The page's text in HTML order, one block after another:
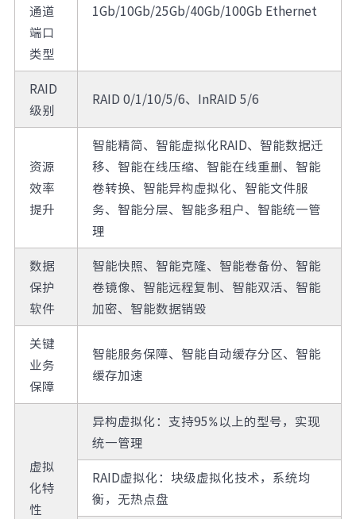
通道
端口
类型
1Gb/10Gb/25Gb/40Gb/100Gb Ethernet
RAID
级别
RAID 0/1/10/5/6、InRAID 5/6
资源
效率
提升
智能精简、智能虚拟化RAID、智能数据迁
移、智能在线压缩、智能在线重删、智能
卷转换、智能异构虚拟化、智能文件服
务、智能分层、智能多租户、智能统一管
理
数据
保护
软件
智能快照、智能克隆、智能卷备份、智能
卷镜像、智能远程复制、智能双活、智能
加密、智能数据销毁
关键
业务
保障
智能服务保障、智能自动缓存分区、智能
缓存加速
虚拟
化特
性
异构虚拟化：支持95%以上的型号，实现
统一管理
RAID虚拟化：块级虚拟化技术，系统均
衡，无热点盘